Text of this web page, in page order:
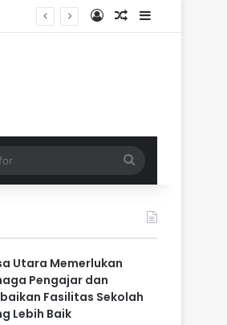
Log InRandom Article
Sidebar
for
Utara Memerlukan
Pengajar dan
Fasilitas Sekolah
Lebih Baik